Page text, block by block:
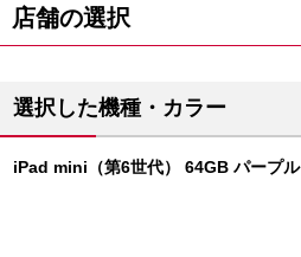
店舗の選択
選択した機種・カラー
iPad mini（第6世代） 64GB パープル